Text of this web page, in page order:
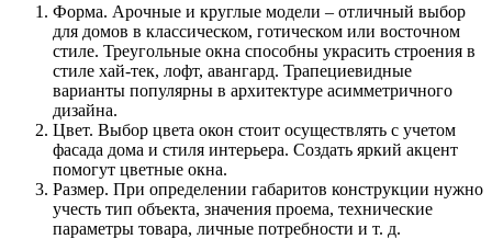
Форма. Арочные и круглые модели – отличный выбор
для домов в классическом, готическом или восточном
стиле. Треугольные окна способны украсить строения в
стиле хай-тек, лофт, авангард. Трапециевидные
варианты популярны в архитектуре асимметричного
дизайна.
Цвет. Выбор цвета окон стоит осуществлять с учетом
фасада дома и стиля интерьера. Создать яркий акцент
помогут цветные окна.
Размер. При определении габаритов конструкции нужно
учесть тип объекта, значения проема, технические
параметры товара, личные потребности и т. д.